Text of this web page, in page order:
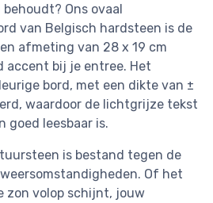
Ons ovaal
van Belgisch hardsteen is de
afmeting van 28 x 19 cm
accent bij je entree. Het
bord, met een dikte van ±
waardoor de lichtgrijze tekst
goed leesbaar is.
is bestand tegen de
Of het
zon volop schijnt, jouw